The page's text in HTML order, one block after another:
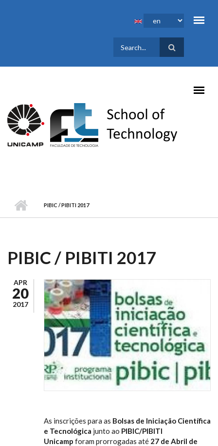
SEARCH
FORM
PIBIC / PIBITI 2017
PIBIC / PIBITI 2017
APR
20
2017
As inscrições para as Bolsas de Iniciação Científica
e Tecnológica junto ao PIBIC/PIBITI
Unicamp foram prorrogadas até 27 de Abril de